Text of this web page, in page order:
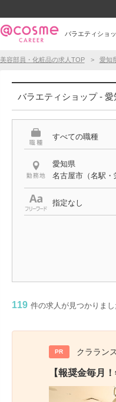
バラエティショ
美容部員・化粧品の求人TOP 愛知
バラエティショップ -
すべての職種
愛知県
名古屋市（名駅
指定なし
119 件の求人が見つかりまし
PR クララン
【報奨金毎月